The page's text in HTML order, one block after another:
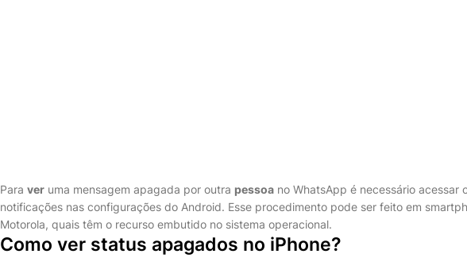
Para ver uma mensagem apagada por outra pessoa no WhatsApp é necessário acessar
notificações nas configurações do Android. Esse procedimento pode ser feito em
Motorola, quais têm o recurso embutido no sistema operacional.
Como ver status apagados no iPhone?